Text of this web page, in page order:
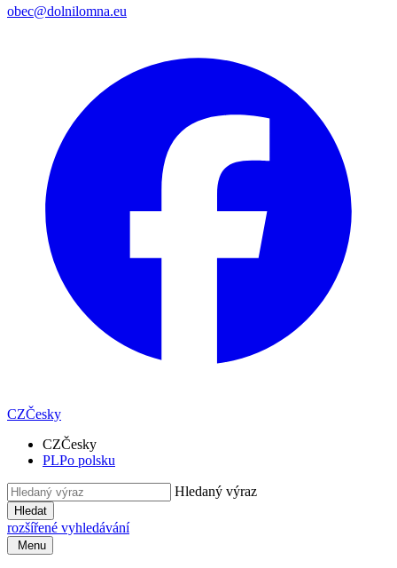
obec@dolnilomna.eu
CZČesky
CZČesky
PLPo polsku
Hledaný výraz
Hledat
rozšířené vyhledávání
Menu